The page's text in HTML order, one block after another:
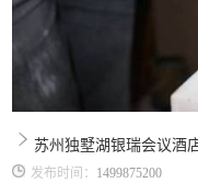
干挂花岗岩、屋面钢构架
金百叶、铝合金门窗等。
程为苏州市医疗
苏州独墅湖银瑞会议酒
发布时间： 1499875200